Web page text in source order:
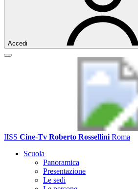
Accedi
IISS Cine-Tv Roberto Rossellini Roma
Scuola
Panoramica
Presentazione
Le sedi